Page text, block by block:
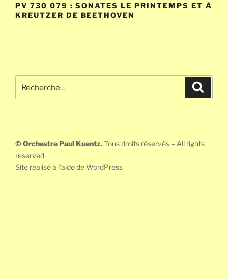
PV 730 079 : SONATES LE PRINTEMPS ET À
KREUTZER DE BEETHOVEN
pour
© Orchestre Paul Kuentz.Tous droits réservés – All rights
reserved
Site réalisé à l’aide de WordPress